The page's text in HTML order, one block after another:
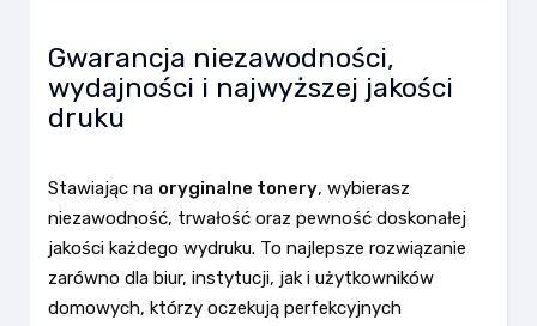
Gwarancja niezawodności,
wydajności i najwyższej jakości
druku
Stawiając na oryginalne tonery, wybierasz
niezawodność, trwałość oraz pewność doskonałej
jakości każdego wydruku. To najlepsze rozwiązanie
zarówno dla biur, instytucji, jak i użytkowników
domowych, którzy oczekują perfekcyjnych